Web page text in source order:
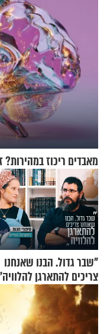
מאבדים ריכוז
"שבר גדול. הבנו שאנחנו
צריכים להתארגן
זוגיות במבחן, הפעם עם
וגד דנינו